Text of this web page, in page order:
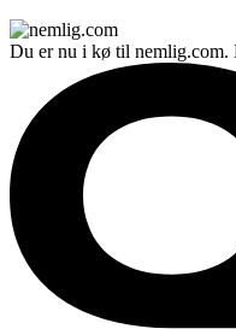
Du er nu i kø til nemlig.com.